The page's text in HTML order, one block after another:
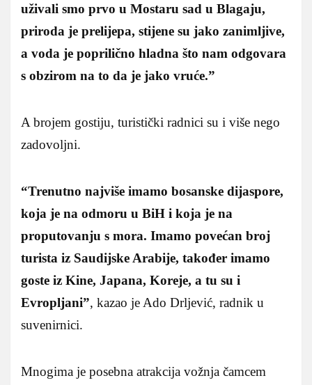
uživali smo prvo u Mostaru sad u Blagaju,
priroda je prelijepa, stijene su jako zanimljive,
a voda je poprilično hladna što nam odgovara
s obzirom na to da je jako vruće.”
A brojem gostiju, turistički radnici su i više nego
zadovoljni.
“Trenutno najviše imamo bosanske dijaspore,
koja je na odmoru u BiH i koja je na
proputovanju s mora. Imamo povećan broj
turista iz Saudijske Arabije, također imamo
goste iz Kine, Japana, Koreje, a tu su i
Evropljani”, kazao je Ado Drljević, radnik u
suvenirnici.
Mnogima je posebna atrakcija vožnja čamcem